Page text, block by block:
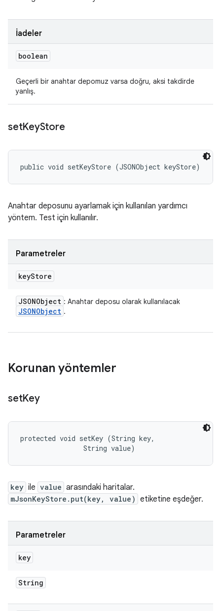
İadeler
boolean
Geçerli bir anahtar depomuz varsa doğru, aksi takdirde
yanlış.
setKeyStore
public void setKeyStore (JSONObject keyStore)
Anahtar deposunu ayarlamak için kullanılan yardımcı
yöntem. Test için kullanılır.
Parametreler
keyStore
JSONObject : Anahtar deposu olarak kullanılacak
JSONObject .
Korunan yöntemler
setKey
protected void setKey (String key,
                String value)
key ile value arasındaki haritalar.
mJsonKeyStore.put(key, value) etiketine eşdeğer.
Parametreler
key
String